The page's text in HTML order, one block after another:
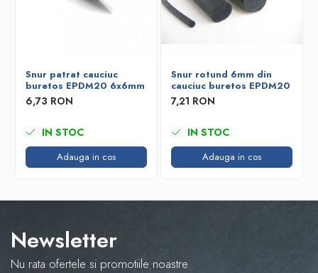
Snur patrat cauciuc
buretos EPDM20 6x6mm
6,73 RON
IN STOC
Adauga in cos
Snur rotund 6mm din
cauciuc buretos EPDM20
7,21 RON
IN STOC
Adauga in cos
Newsletter
Nu rata ofertele si promotiile noastre